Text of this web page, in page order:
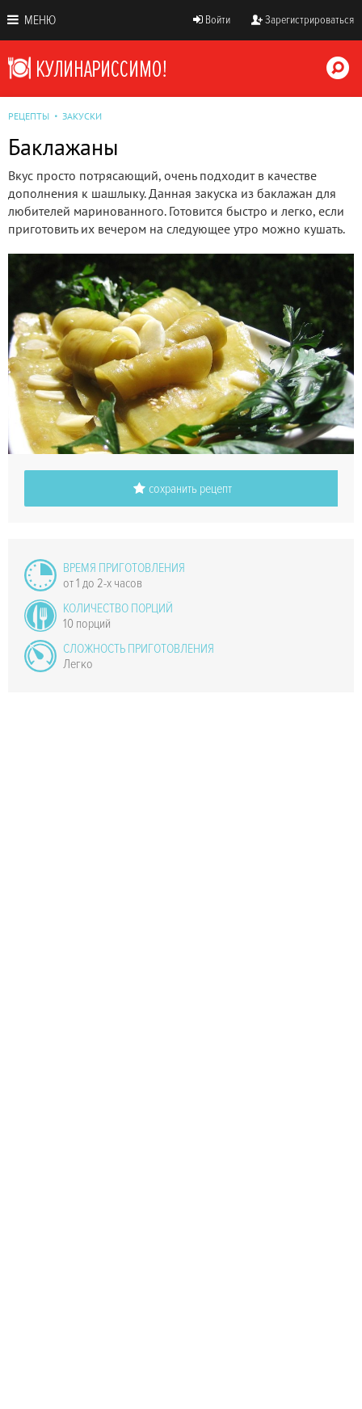
МЕНЮ Войти Зарегистрироваться
РЕЦЕПТЫ ЗАКУСКИ
Баклажаны
Вкус просто потрясающий, очень подходит в качестве
дополнения к шашлыку. Данная закуска из баклажан для
любителей маринованного. Готовится быстро и легко, если
приготовить их вечером на следующее утро можно кушать.
сохранить рецепт
ВРЕМЯ ПРИГОТОВЛЕНИЯ
от 1 до 2-х часов
КОЛИЧЕСТВО ПОРЦИЙ
10 порций
СЛОЖНОСТЬ ПРИГОТОВЛЕНИЯ
Легко